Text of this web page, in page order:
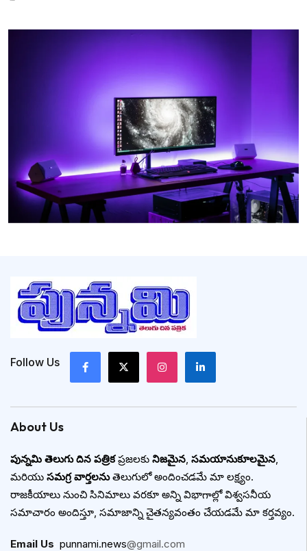
Follow Us
About Us
పున్నమి తెలుగు దిన పత్రికప్రజలకు నిజమైన, సమయానుకూలమైన,
మరియు సమగ్ర వార్తలనుతెలుగులో అందించడమే మా లక్ష్యం.
రాజకీయాలు నుంచి సినిమాలు వరకూ అన్ని విభాగాల్లో విశ్వసనీయ
సమాచారం అందిస్తూ, సమాజాన్ని చైతన్యవంతం చేయడమే మా కర్తవ్యం.
Email Us punnami.news@gmail.com